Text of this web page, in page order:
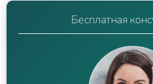
Бесплатная